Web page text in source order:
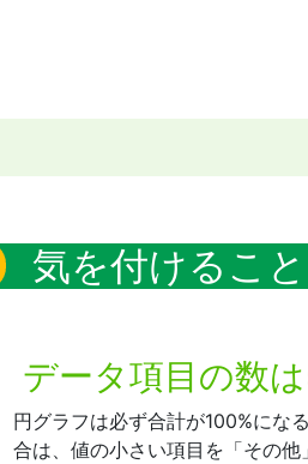
気を付けること
データ項目の数
円グラフは必ず合計が100%にな
合は、値の小さい項目を「その他